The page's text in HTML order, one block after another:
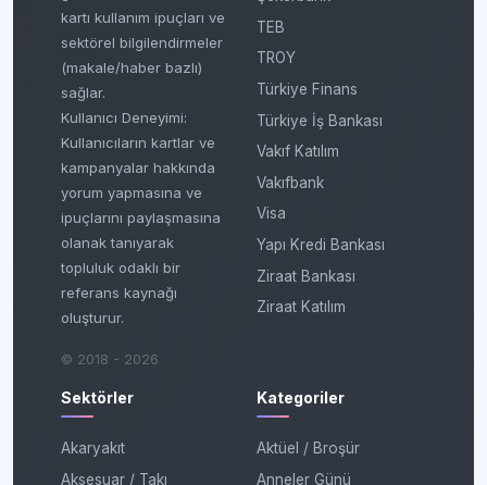
kartı kullanım ipuçları ve
sektörel bilgilendirmeler
(makale/haber bazlı)
sağlar.
Kullanıcı Deneyimi:
Kullanıcıların kartlar ve
kampanyalar hakkında
yorum yapmasına ve
ipuçlarını paylaşmasına
olanak tanıyarak
topluluk odaklı bir
referans kaynağı
oluşturur.
© 2018 - 2026
TEB
TROY
Türkiye Finans
Türkiye İş Bankası
Vakıf Katılım
Vakıfbank
Visa
Yapı Kredi Bankası
Ziraat Bankası
Ziraat Katılım
Sektörler
Akaryakıt
Aksesuar / Takı
Kategoriler
Aktüel / Broşür
Anneler Günü